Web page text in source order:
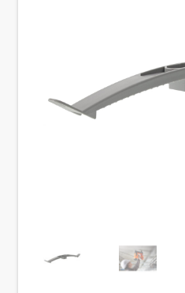
Våre leverandør­er
About VIX